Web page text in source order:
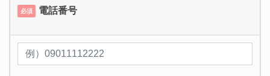
必須 電話番号